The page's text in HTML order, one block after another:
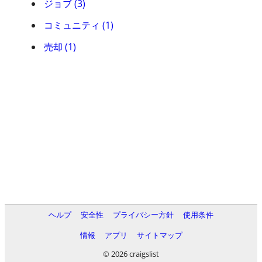
ジョブ (3)
コミュニティ (1)
売却 (1)
ヘルプ 安全性 プライバシー方針
使用条件
情報
アプリ
サイトマップ
© 2026 craigslist